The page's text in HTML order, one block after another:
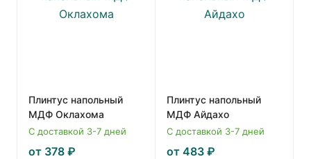
Плинтус напольный
МДФ Оклахома
С доставкой 3-7 дней
от 378 ₽
Плинтус напольный
МДФ Айдахо
С доставкой 3-7 дней
от 483 ₽